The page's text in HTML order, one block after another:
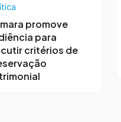
promove
para
critérios de